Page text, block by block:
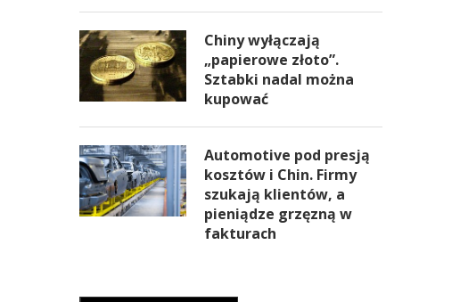
Chiny wyłączają
„papierowe złoto”.
Sztabki nadal można
kupować
Automotive pod presją
kosztów i Chin. Firmy
szukają klientów, a
pieniądze grzęzną w
fakturach